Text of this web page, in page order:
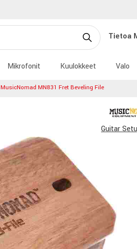
Tietoa
Mikrofonit Kuulokkeet Valo
MusicNomad MN831 Fret Beveling File
Guitar